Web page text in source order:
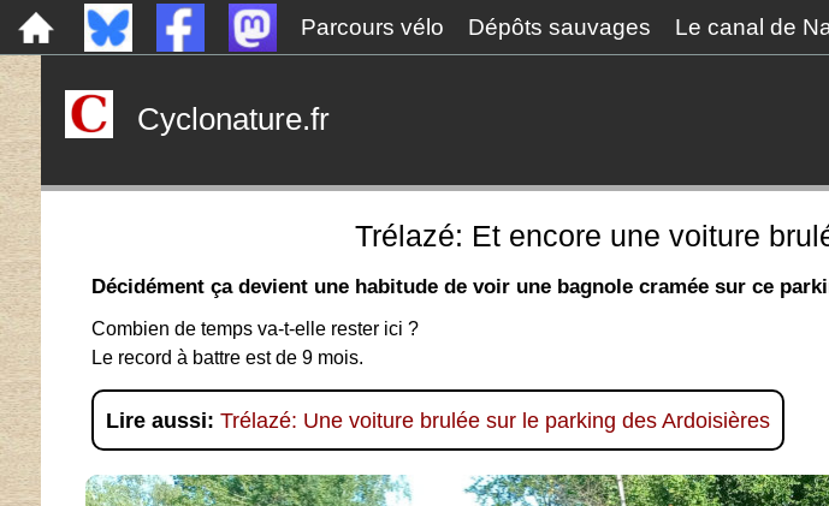
Parcours vélo Dépôts sauvages Le canal de
Cyclonature.fr
Trélazé: Et encore une voiture
Décidément ça devient une habitude de voir une bagnole cramée sur ce
Combien de temps va-t-elle rester ici ?
Le record à battre est de 9 mois.
Lire aussi: Trélazé: Une voiture brulée sur le parking des Ardoisières